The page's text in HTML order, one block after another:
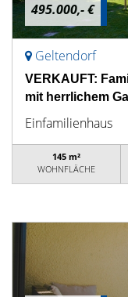
495.000,- €
Geltendorf
VERKAUFT:
mit herrlichem
Einfamilienhaus
145 m²
WOHNFLÄCHE